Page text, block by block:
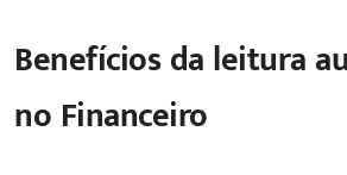
Benefícios da leitura
no Financeiro